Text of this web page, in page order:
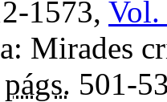
1573, Vol.
Mirades
págs. 501-